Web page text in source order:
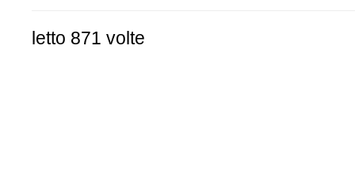
letto 871 volte